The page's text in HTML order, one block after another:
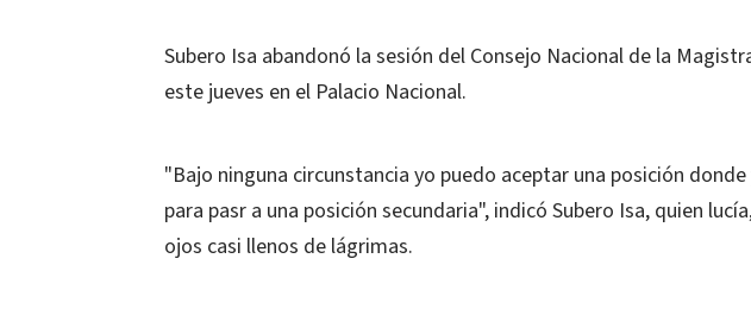
Subero Isa abandonó la sesión del Consejo Nacional de la
este jueves en el Palacio Nacional.
"Bajo ninguna circunstancia yo puedo aceptar una posición
para pasr a una posición secundaria", indicó Subero Isa, quien
ojos casi llenos de lágrimas.